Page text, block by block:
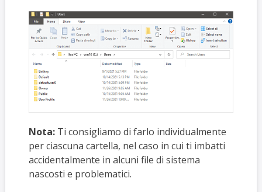
Nota:Ti consigliamo di farlo individualmente
per ciascuna cartella, nel caso in cui ti imbatti
accidentalmente in alcuni file di sistema
nascosti e problematici.